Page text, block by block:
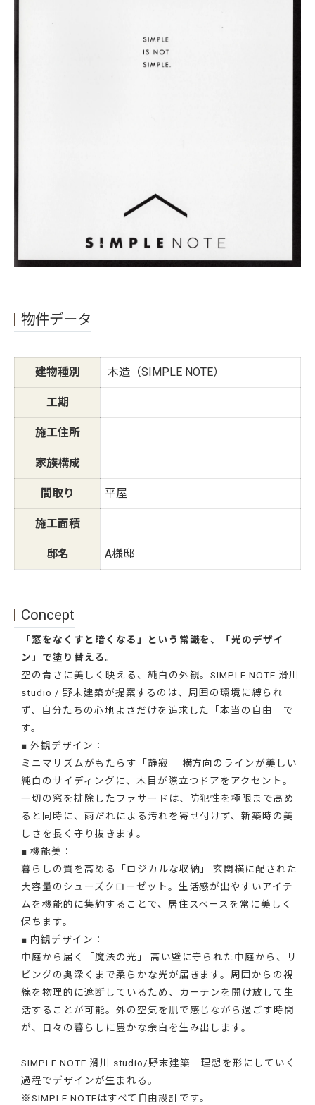
物件データ
建物種別 木造（SIMPLE NOTE）
工期
施工住所
家族構成
間取り 平屋
施工面積
邸名 A様邸
Concept
「窓をなくすと暗くなる」という常識を、「光のデザイ
ン」で塗り替える。
空の青さに美しく映える、純白の外観。SIMPLE NOTE 滑川
studio / 野末建築が提案するのは、周囲の環境に縛られ
ず、自分たちの心地よさだけを追求した「本当の自由」で
す。
■ 外観デザイン：
ミニマリズムがもたらす「静寂」 横方向のラインが美しい
純白のサイディングに、木目が際立つドアをアクセント。
一切の窓を排除したファサードは、防犯性を極限まで高め
ると同時に、雨だれによる汚れを寄せ付けず、新築時の美
しさを長く守り抜きます。
■ 機能美：
暮らしの質を高める「ロジカルな収納」 玄関横に配された
大容量のシューズクローゼット。生活感が出やすいアイテ
ムを機能的に集約することで、居住スペースを常に美しく
保ちます。
■ 内観デザイン：
中庭から届く「魔法の光」 高い壁に守られた中庭から、リ
ビングの奥深くまで柔らかな光が届きます。周囲からの視
線を物理的に遮断しているため、カーテンを開け放して生
活することが可能。外の空気を肌で感じながら過ごす時間
が、日々の暮らしに豊かな余白を生み出します。
SIMPLE NOTE 滑川 studio/野末建築 理想を形にしていく
過程でデザインが生まれる。
※SIMPLE NOTEはすべて自由設計です。